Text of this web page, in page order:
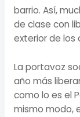
barrio. Así,
de clase con
exterior de los
La portavoz
año más
como lo es el
mismo modo,